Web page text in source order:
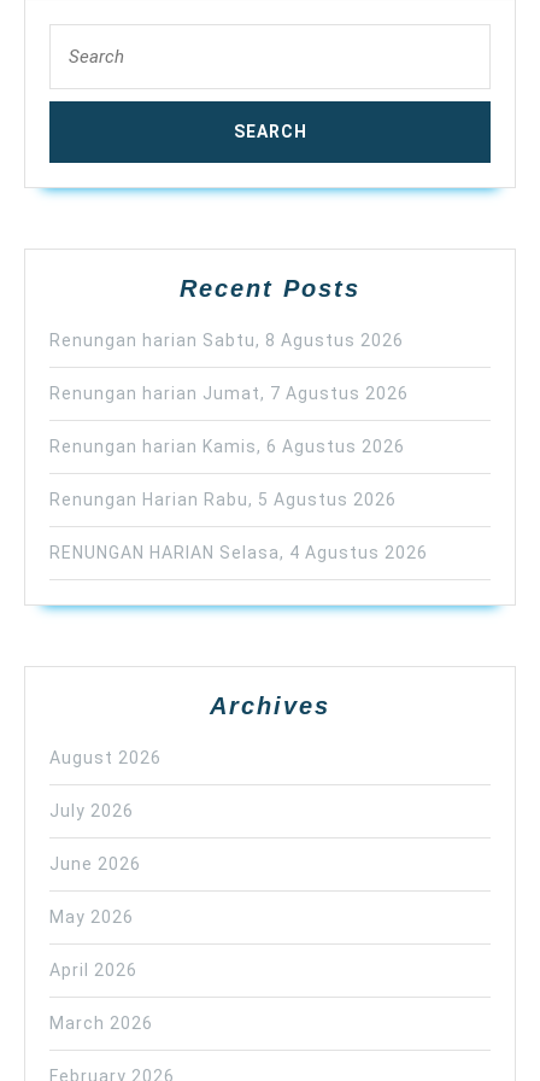
for:
Recent Posts
Renungan harian Sabtu, 8 Agustus 2026
Renungan harian Jumat, 7 Agustus 2026
Renungan harian Kamis, 6 Agustus 2026
Renungan Harian Rabu, 5 Agustus 2026
RENUNGAN HARIAN Selasa, 4 Agustus 2026
Archives
August 2026
July 2026
June 2026
May 2026
April 2026
March 2026
February 2026